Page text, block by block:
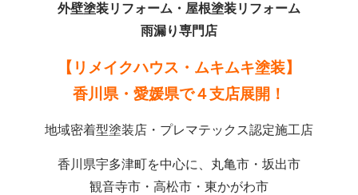
外壁塗装リフォーム・屋根塗装リフォーム
雨漏り専門店
【リメイクハウス・ムキムキ塗装】
香川県・愛媛県で４支店展開！
地域密着型塗装店・プレマテックス認定施工店
香川県宇多津町を中心に、丸亀市・坂出市
観音寺市・高松市・東かがわ市